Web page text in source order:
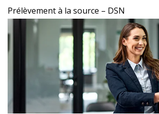
Prélèvement à la source – DSN